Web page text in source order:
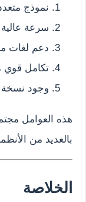
نموذج
سرعة
دعم لغات
تكامل قوي
وجود نسخة
هذه العوامل
بالعديد من
الخلاصة